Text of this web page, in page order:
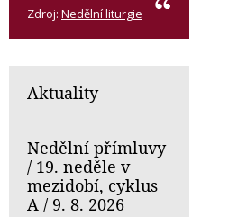
Zdroj: Nedělní liturgie
Aktuality
Nedělní přímluvy
/ 19. neděle v
mezidobí, cyklus
A / 9. 8. 2026